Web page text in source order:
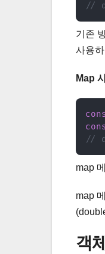
//
기존
사용
Map
//
map
map
객